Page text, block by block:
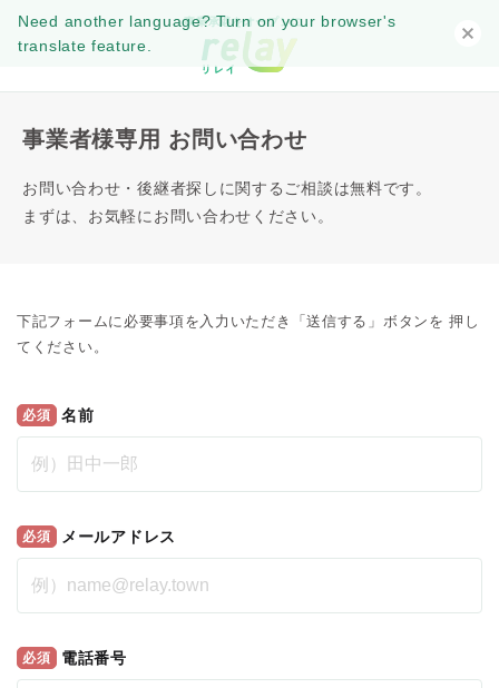
Need another language? Turn on your browser's
translate feature.
事業承継をオープンに。
事業者様専用 お問い合わせ
お問い合わせ・後継者探しに関するご相談は無料です。
まずは、お気軽にお問い合わせください。
下記フォームに必要事項を入力いただき「送信する」ボタンを 押し
てください。
必須 名前
必須 メールアドレス
必須 電話番号